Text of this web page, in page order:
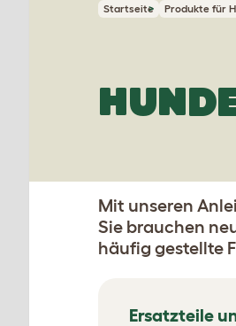
Startseite Produkte für
Mit unseren
Sie brauchen
häufig gestellte
Ersatzteile